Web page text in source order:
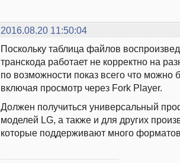
2016.08.20 11:50:04
Поскольку таблица файлов
транскода работает не корректно на
по возможности показ всего что можно
включая просмотр через Fork Player.
Должен получиться универсальный
моделей LG, а также и для других
которые поддерживают много